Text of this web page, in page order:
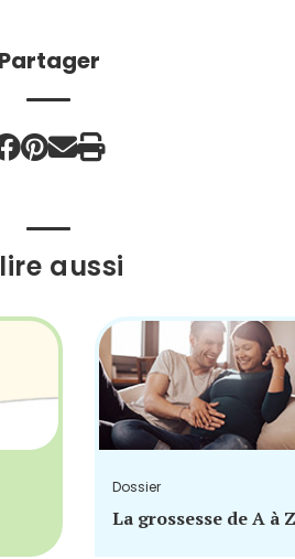
Partager
aussi
Dossier
La grossesse de A à Z